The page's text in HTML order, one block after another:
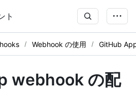
ト
Webhook の使用 GitHub
webhook の配